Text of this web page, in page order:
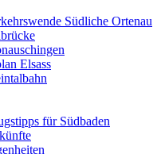
Südliche Ortenau
Elsass
für Südbaden